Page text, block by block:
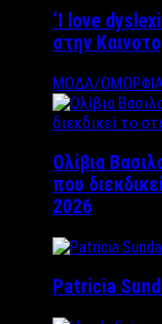
‘Ι love
στην
ΜΟΔΑ/
Ολίβια
που
2026
Patricia